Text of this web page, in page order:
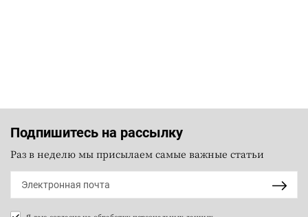
Подпишитесь на рассылку
Раз в неделю мы присылаем самые важные статьи